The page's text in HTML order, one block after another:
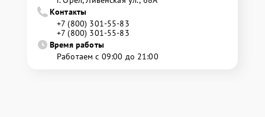
Контакты
+7 (800) 301-55-83
+7 (800) 301-55-83
Время работы
Работаем с 09:00 до 21:00